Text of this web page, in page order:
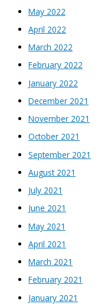
May 2022
April 2022
March 2022
February 2022
January 2022
December 2021
November 2021
October 2021
September 2021
August 2021
July 2021
June 2021
May 2021
April 2021
March 2021
February 2021
January 2021